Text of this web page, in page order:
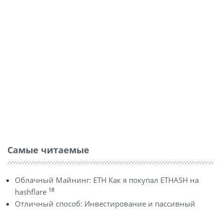
Самые читаемые
Облачный Майнинг: ETH Как я покупал ETHASH на
hashflare 18
Отличный способ: Инвестирование и пассивный